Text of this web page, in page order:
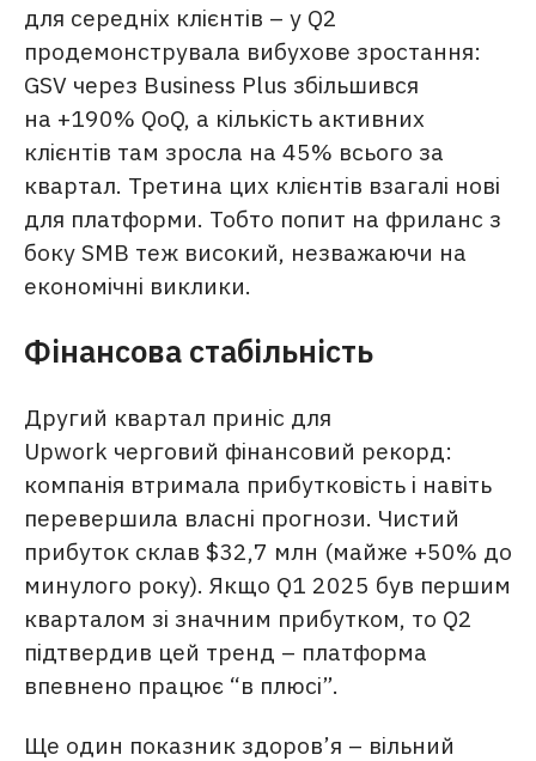
для середніх клієнтів – у Q2
продемонструвала вибухове зростання:
GSV через Business Plus збільшився
на +190% QoQ, а кількість активних
клієнтів там зросла на 45% всього за
квартал. Третина цих клієнтів взагалі нові
для платформи. Тобто попит на фриланс з
боку SMB теж високий, незважаючи на
економічні виклики.
Фінансова стабільність
Другий квартал приніс для
Upwork черговий фінансовий рекорд:
компанія втримала прибутковість і навіть
перевершила власні прогнози. Чистий
прибуток склав $32,7 млн (майже +50% до
минулого року). Якщо Q1 2025 був першим
кварталом зі значним прибутком, то Q2
підтвердив цей тренд – платформа
впевнено працює “в плюсі”.
Ще один показник здоров’я – вільний